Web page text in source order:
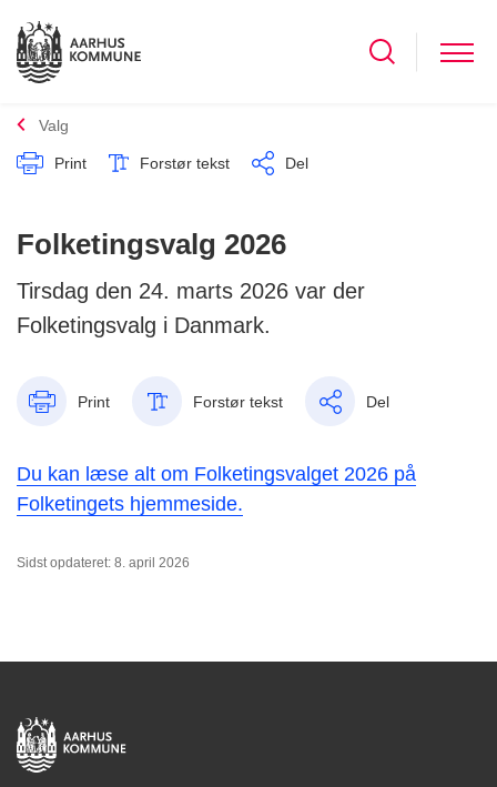
Valg
Print Forstør tekst Del
Folketingsvalg 2026
Tirsdag den 24. marts 2026 var der
Folketingsvalg i Danmark.
Print Forstør tekst Del
Du kan læse alt om Folketingsvalget 2026 på
Folketingets hjemmeside.
Sidst opdateret: 8. april 2026